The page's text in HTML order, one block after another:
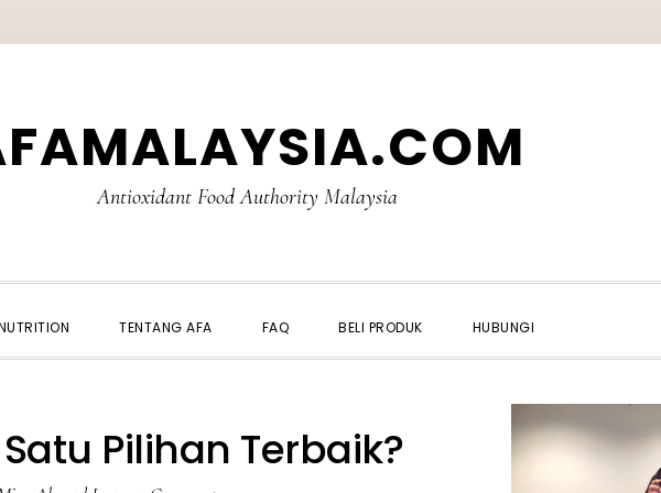
Antioxidant Food Authority Malaysia
TENTANG AFA FAQ BELI PRODUK HUBUNGI
Pilihan Terbaik?
PRIMARY
SIDEBAR